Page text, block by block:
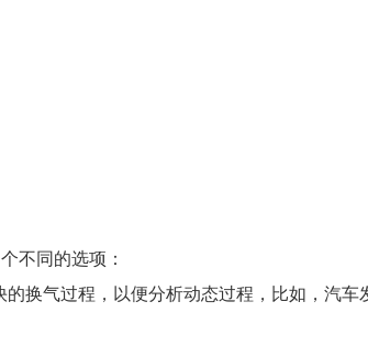
不同的选项：
换气过程，以便分析动态过程，比如，汽车